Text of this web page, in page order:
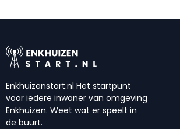
Enkhuizenstart.nl Het startpunt
voor iedere inwoner van omgeving
Enkhuizen. Weet wat er speelt in
de buurt.